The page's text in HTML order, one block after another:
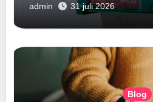
admin 31 juli 2026
Blog